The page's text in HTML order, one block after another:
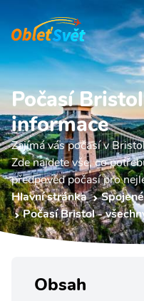
Počasí
informace
Zajímá vás počasí v
Zde najdete vše, co
předpověď počasí pro
Hlavní stránka
Počasí Bristol -
Obsah